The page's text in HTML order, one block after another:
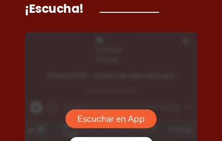
¡Escucha!